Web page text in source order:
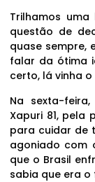
Trilhamos uma
questão de
quase sempre,
falar da ótima
certo, lá vinha
Na sexta-
Xapuri 81, pela
para cuidar de
agoniado com
que o Brasil
sabia que era o